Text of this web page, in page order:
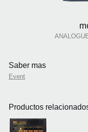
Saber mas
Event
Productos